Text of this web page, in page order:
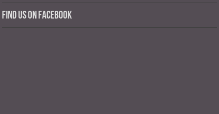
Find us on Facebook